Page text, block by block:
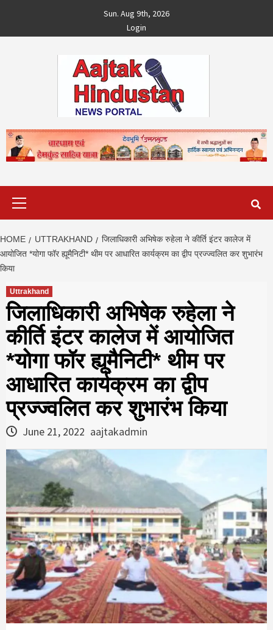
content
Sun. Aug 9th, 2026
Login
HOME UTTRAKHAND
जिलाधिकारी अभिषेक रुहेला ने कीर्ति इंटर कालेज में
आयोजित *योगा फॉर ह्यूमैनिटी* थीम पर आधारित कार्यक्रम का द्वीप प्रज्ज्वलित कर शुभारंभ
किया
Uttrakhand
जिलाधिकारी अभिषेक रुहेला ने
कीर्ति इंटर कालेज में आयोजित
*योगा फॉर ह्यूमैनिटी* थीम पर
आधारित कार्यक्रम का द्वीप
प्रज्ज्वलित कर शुभारंभ किया
June 21, 2022 aajtakadmin